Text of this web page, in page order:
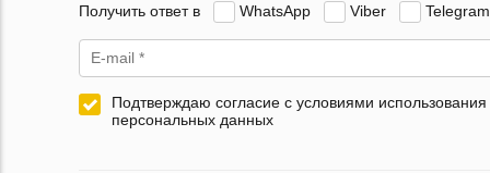
Получить ответ в WhatsApp Viber Telegram
Подтверждаю согласие с условиями использования
персональных данных